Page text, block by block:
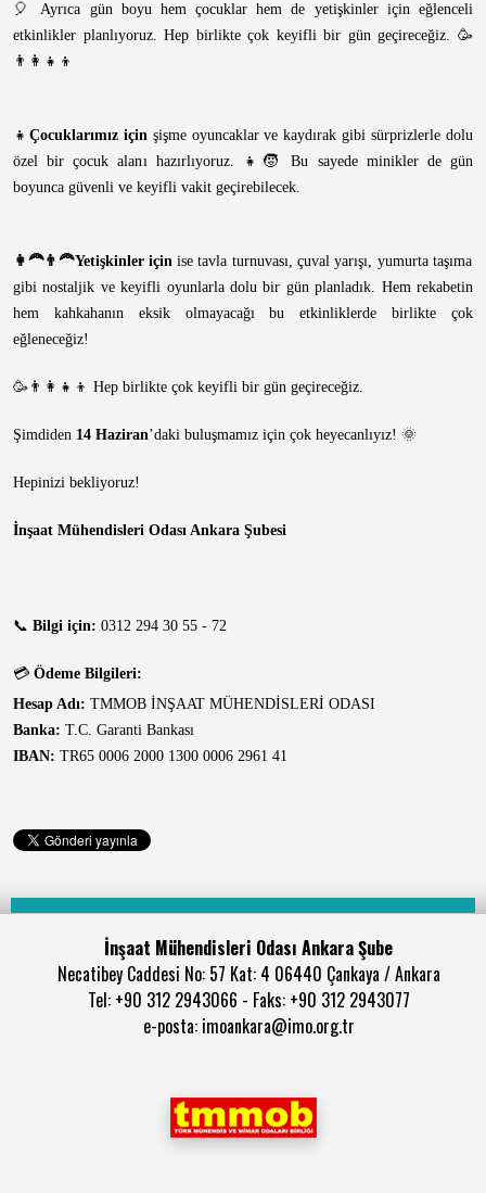
🎈 Ayrıca gün boyu hem çocuklar hem de yetişkinler için eğlenceli
etkinlikler planlıyoruz. Hep birlikte çok keyifli bir gün geçireceğiz. 🥳
👨‍👩‍👧‍👦
👧 Çocuklarımız için şişme oyuncaklar ve kaydırak gibi sürprizlerle dolu
özel bir çocuk alanı hazırlıyoruz. 👧🧒 Bu sayede minikler de gün
boyunca güvenli ve keyifli vakit geçirebilecek.
👩‍🦰👨‍🦰Yetişkinler içinise tavla turnuvası, çuval yarışı, yumurta taşıma
gibi nostaljik ve keyifli oyunlarla dolu bir gün planladık. Hem rekabetin
hem kahkahanın eksik olmayacağı bu etkinliklerde birlikte çok
eğleneceğiz!
🥳👨‍👩‍👧‍👦 Hep birlikte çok keyifli bir gün geçireceğiz.
Şimdiden 14 Haziran’daki buluşmamız için çok heyecanlıyız! 🌞
Hepinizi bekliyoruz!
İnşaat Mühendisleri Odası Ankara Şubesi
📞 Bilgi için: 0312 294 30 55 - 72
💳 Ödeme Bilgileri:
Hesap Adı: TMMOB İNŞAAT MÜHENDİSLERİ ODASI
Banka: T.C. Garanti Bankası
IBAN: TR65 0006 2000 1300 0006 2961 41
İnşaat Mühendisleri Odası Ankara Şube
Necatibey Caddesi No: 57 Kat: 4 06440 Çankaya / Ankara
Tel: +90 312 2943066 - Faks: +90 312 2943077
e-posta: imoankara@imo.org.tr